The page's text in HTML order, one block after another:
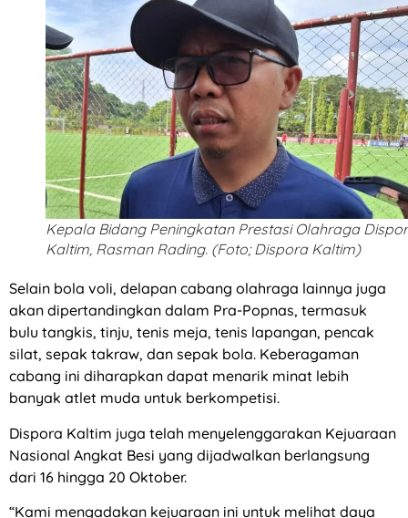
Kepala Bidang Peningkatan Prestasi Olahraga
Kaltim, Rasman Rading. (Foto; Dispora Kaltim)
Selain bola voli, delapan cabang olahraga lainnya juga
akan dipertandingkan dalam Pra-Popnas, termasuk
bulu tangkis, tinju, tenis meja, tenis lapangan, pencak
silat, sepak takraw, dan sepak bola. Keberagaman
cabang ini diharapkan dapat menarik minat lebih
banyak atlet muda untuk berkompetisi.
Dispora Kaltim juga telah menyelenggarakan Kejuaraan
Nasional Angkat Besi yang dijadwalkan berlangsung
dari 16 hingga 20 Oktober.
“Kami mengadakan kejuaraan ini untuk melihat daya